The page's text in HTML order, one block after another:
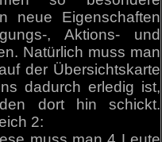
neue Eigenschaften
, Aktions- und
Natürlich muss man
der Übersichtskarte
dadurch erledig ist,
dort hin schickt.
2: